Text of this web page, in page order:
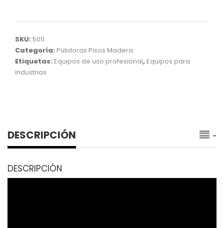
SKU: 5011
Categoría: Pulidoras Pisos Madera
Etiquetas: Equipos de uso profesional, Equipos para
industrias
DESCRIPCIÓN
DESCRIPCIÓN